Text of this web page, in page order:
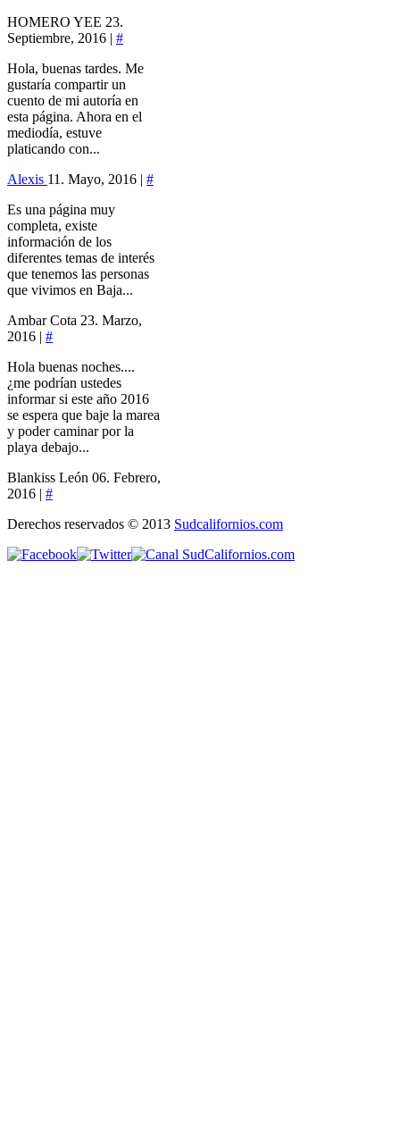
HOMERO YEE 23.
Septiembre, 2016 | #
Hola, buenas tardes. Me
gustaría compartir un
cuento de mi autoría en
esta página. Ahora en el
mediodía, estuve
platicando con...
Alexis 11. Mayo, 2016 | #
Es una página muy
completa, existe
información de los
diferentes temas de interés
que tenemos las personas
que vivimos en Baja...
Ambar Cota 23. Marzo,
2016 | #
Hola buenas noches....
¿me podrían ustedes
informar si este año 2016
se espera que baje la marea
y poder caminar por la
playa debajo...
Blankiss León 06. Febrero,
2016 | #
Derechos reservados © 2013 Sudcalifornios.com